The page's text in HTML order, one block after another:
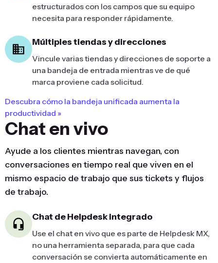
estructurados con los campos que su equipo
necesita para responder rápidamente.
Múltiples tiendas y direcciones
Vincule varias tiendas y direcciones de soporte a
una bandeja de entrada mientras ve de qué
marca proviene cada solicitud.
Descubra cómo la bandeja unificada aumenta la
productividad »
Chat en vivo
Ayude a los clientes mientras navegan, con
conversaciones en tiempo real que viven en el
mismo espacio de trabajo que sus tickets y flujos
de trabajo.
Chat de Helpdesk integrado
Use el chat en vivo que es parte de Helpdesk MX,
no una herramienta separada, para que cada
conversación se convierta automáticamente en